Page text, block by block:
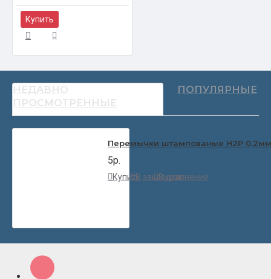
Купить
НЕДАВНО
ПРОСМОТРЕННЫЕ
ПОПУЛЯРНЫЕ
Перемычки штампованые H2P 0,2мм
5р.
КупитьВ закладкиВ сравнение